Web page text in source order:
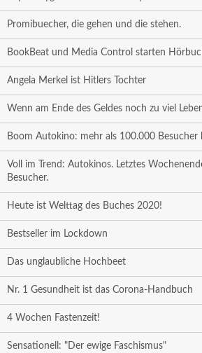
Promibuecher, die gehen und die stehen.
BookBeat und Media Control starten
Angela Merkel ist Hitlers Tochter
Wenn am Ende des Geldes noch zu viel
Boom Autokino: mehr als 100.000 Besucher
Voll im Trend: Autokinos. Letztes
Besucher.
Heute ist Welttag des Buches 2020!
Bestseller im Lockdown
Das unglaubliche Hochbeet
Nr. 1 Gesundheit ist das Corona-Handbuch
4 Wochen Fastenzeit!
Sensationell: "Der ewige Faschismus"